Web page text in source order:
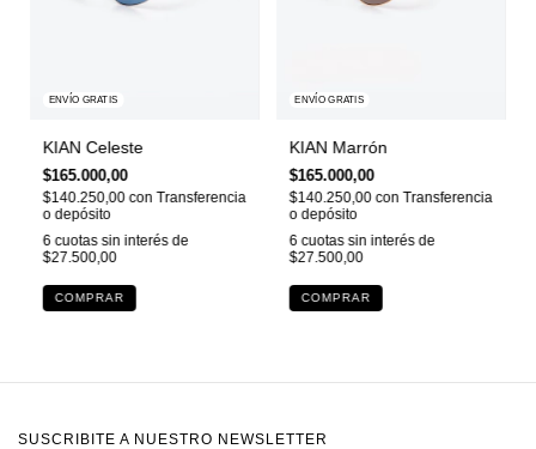
ENVÍO GRATIS
KIAN Celeste
$165.000,00
$140.250,00con Transferencia
o depósito
6 cuotas sin interés de
$27.500,00
ENVÍO GRATIS
KIAN Marrón
$165.000,00
$140.250,00con Transferencia
o depósito
6 cuotas sin interés de
$27.500,00
SUSCRIBITE A NUESTRO NEWSLETTER